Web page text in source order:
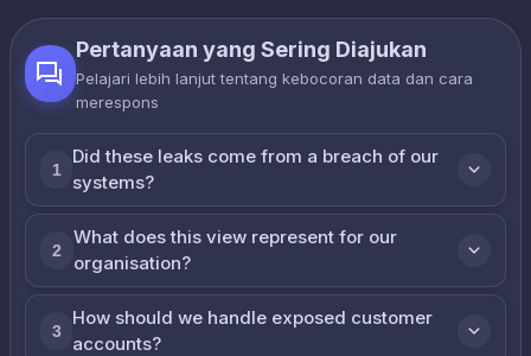
Pertanyaan yang Sering Diajukan
Pelajari lebih lanjut tentang kebocoran data dan cara
merespons
1
Did these leaks come from a breach of our
systems?
2
What does this view represent for our
organisation?
3
How should we handle exposed customer
accounts?